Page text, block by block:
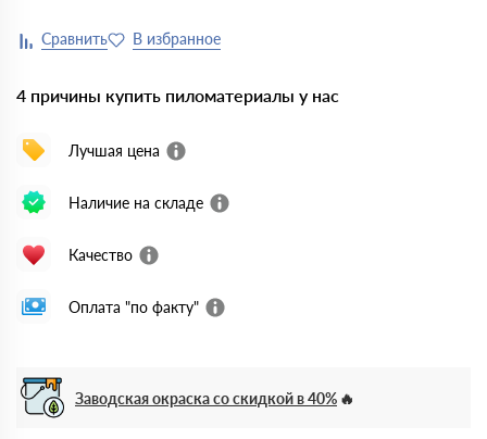
4 причины купить пиломатериалы у нас
Лучшая цена
Наличие на складе
Качество
Оплата "по факту"
Заводская окраска со скидкой в 40%